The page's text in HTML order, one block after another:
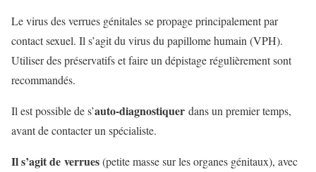
Le virus des verrues génitales se propage principalement par
contact sexuel. Il s’agit du virus du papillome humain (VPH).
Utiliser des préservatifs et faire un dépistage régulièrement sont
recommandés.
Il est possible de s’auto-diagnostiquer dans un premier temps,
avant de contacter un spécialiste.
Il s’agit de verrues(petite masse sur les organes génitaux), avec